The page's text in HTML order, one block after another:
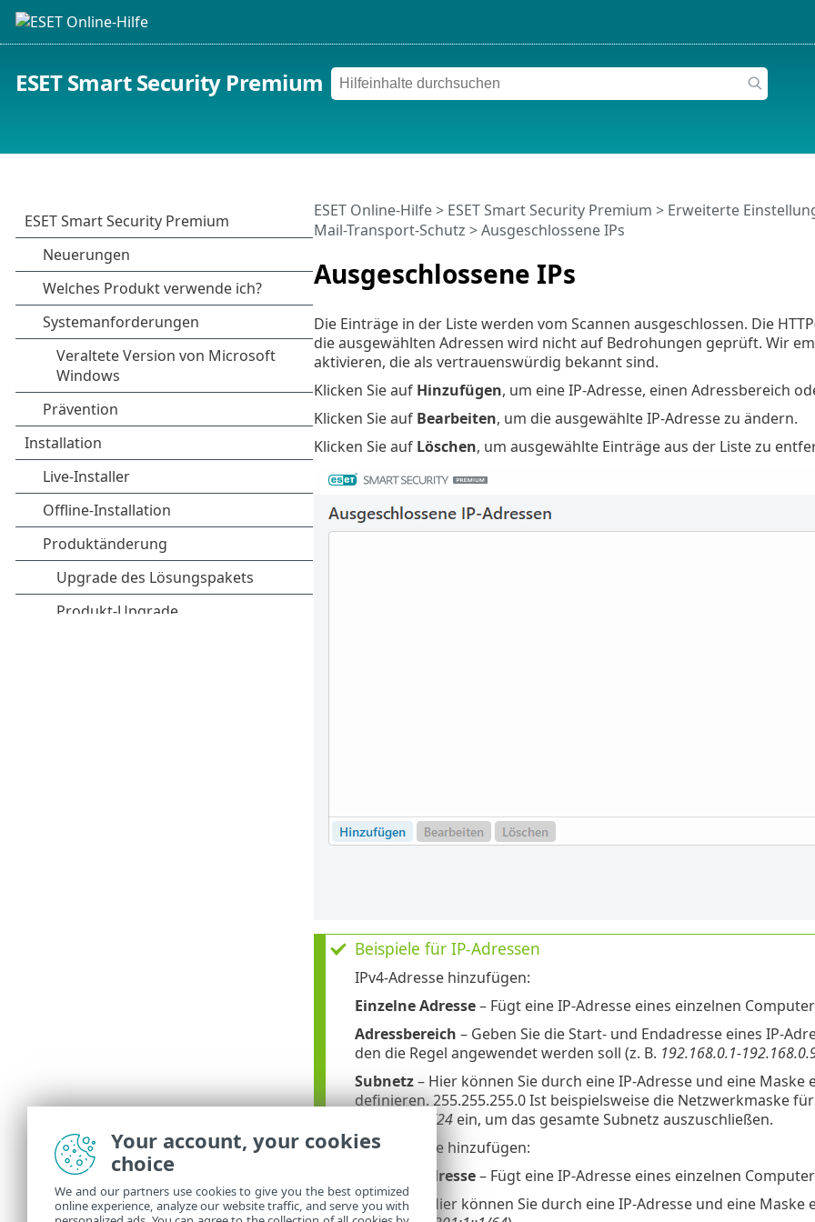
ESET Smart Security Premium
Ausgeschlossene IPs
ESET Online-Hilfe> ESET Smart Security Premium > Erweiterte
Mail-Transport-Schutz > Ausgeschlossene IPs
Die Einträge in der Liste werden vom Scannen ausgeschlossen. Die
die ausgewählten Adressen wird nicht auf Bedrohungen geprüft. Wir
aktivieren, die als vertrauenswürdig bekannt sind.
Klicken Sie auf Hinzufügen, um eine IP-Adresse, einen Adressbereich
Klicken Sie auf Bearbeiten, um die ausgewählte IP-Adresse zu ändern.
Klicken Sie auf Löschen, um ausgewählte Einträge aus der Liste zu
Beispiele für IP-Adressen
IPv4-Adresse hinzufügen:
Einzelne Adresse– Fügt eine IP-Adresse eines einzelnen
Adressbereich – Geben Sie die Start- und Endadresse eines IP-
den die Regel angewendet werden soll (z. B. 192.168.0.1-
Subnetz– Hier können Sie durch eine IP-Adresse und eine
definieren. 255.255.255.0 Ist beispielsweise die Netzwerkmaske
192.168.1.0/24ein, um das gesamte Subnetz auszuschließen.
IPv6-Adresse hinzufügen:
Einzelne Adresse– Fügt eine IP-Adresse eines einzelnen
Subnetz
– Hier können Sie durch eine IP-Adresse und eine
Your account, your cookies
choice
We and our partners use cookies to give you the best optimized
online experience, analyze our website traffic, and serve you with